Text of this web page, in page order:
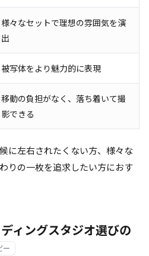
様々なセットで理想の雰囲気を演
出
被写体をより魅力的に表現
移動の負担がなく、落ち着いて撮
影できる
に左右されたくない方、様々な
りの一枚を追求したい方におす
ィングスタジオ選びの
ー